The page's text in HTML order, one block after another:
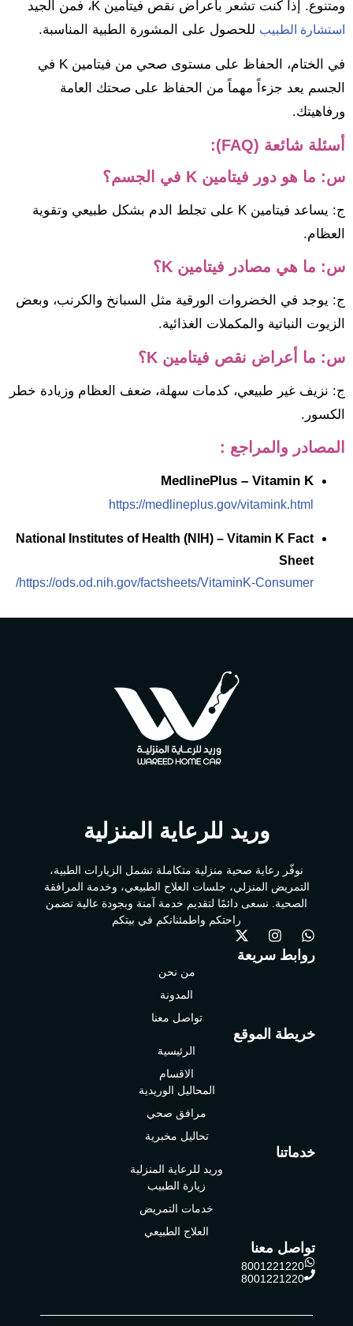
ومتنوع. إذا كنت تشعر بأعراض نقص فيتامين K، فمن الجيد
استشارة الطبيب للحصول على المشورة الطبية المناسبة.
في الختام، الحفاظ على مستوى صحي من فيتامين K في
الجسم يعد جزءاً مهماً من الحفاظ على صحتك العامة
ورفاهيتك.
أسئلة شائعة (FAQ):
س: ما هو دور فيتامين K في الجسم؟
ج: يساعد فيتامين K على تجلط الدم بشكل طبيعي وتقوية
العظام.
س: ما هي مصادر فيتامين K؟
ج: يوجد في الخضروات الورقية مثل السبانخ والكرنب، وبعض
الزيوت النباتية والمكملات الغذائية.
س: ما أعراض نقص فيتامين K؟
ج: نزيف غير طبيعي، كدمات سهلة، ضعف العظام وزيادة خطر
الكسور.
المصادر والمراجع :
MedlinePlus – Vitamin K
https://medlineplus.gov/vitamink.html
National Institutes of Health (NIH) – Vitamin K Fact
Sheet
https://ods.od.nih.gov/factsheets/VitaminK-Consumer/
وريد للرعاية المنزلية
نوفّر رعاية صحية منزلية متكاملة تشمل الزيارات الطبية،
التمريض المنزلي، جلسات العلاج الطبيعي، وخدمة المرافقة
الصحية. نسعى دائمًا لتقديم خدمة آمنة وبجودة عالية تضمن
راحتكم واطمئنانكم في بيتكم
خدماتنا
وريد للرعاية المنزلية
زيارة الطبيب
خدمات التمريض
العلاج الطبيعي
المحاليل الوريدية
مرافق صحي
تحاليل مخبرية
خريطة الموقع
الرئيسية
الاقسام
تواصل معنا
8001221220
8001221220
روابط سريعة
من نحن
المدونة
تواصل معنا